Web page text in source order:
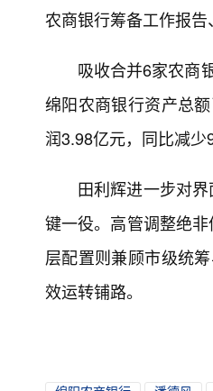
农商银行筹备工作报
吸收合并6家农商
绵阳农商银行资产总
润3.98亿元，同比减少
田利辉进一步对
键一役。高管调整绝
层配置则兼顾市级统
效运转铺路。